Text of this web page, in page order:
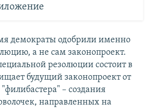
демократы одобрили именно
а не сам законопроект.
резолюции состоит в
будущий законопроект от
– создания
направленных на